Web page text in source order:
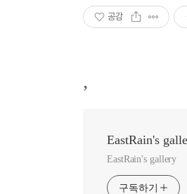
공감
,
EastRain's
EastRain's gallery
구독하기